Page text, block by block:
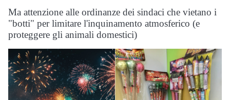
Ma attenzione alle ordinanze dei sindaci che vietano i
"botti" per limitare l'inquinamento atmosferico (e
proteggere gli animali domestici)